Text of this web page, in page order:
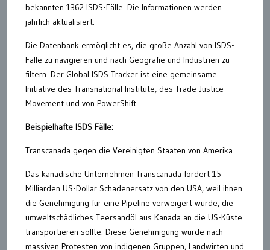
bekannten 1362 ISDS-Fälle. Die Informationen werden
jährlich aktualisiert.
Die Datenbank ermöglicht es, die große Anzahl von ISDS-
Fälle zu navigieren und nach Geografie und Industrien zu
filtern. Der Global ISDS Tracker ist eine gemeinsame
Initiative des Transnational Institute, des Trade Justice
Movement und von PowerShift.
Beispielhafte ISDS Fälle:
Transcanada gegen die Vereinigten Staaten von Amerika
Das kanadische Unternehmen Transcanada fordert 15
Milliarden US-Dollar Schadenersatz von den USA, weil ihnen
die Genehmigung für eine Pipeline verweigert wurde, die
umweltschädliches Teersandöl aus Kanada an die US-Küste
transportieren sollte. Diese Genehmigung wurde nach
massiven Protesten von indigenen Gruppen, Landwirten und